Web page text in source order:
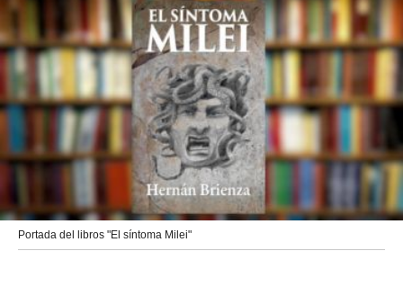
Portada del libros "El síntoma Milei"